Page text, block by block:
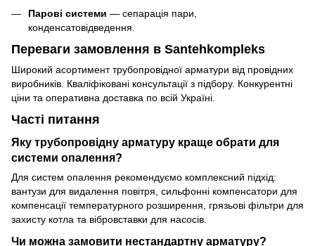
Парові системи — сепарація пари,
конденсатовідведення.
Переваги замовлення в Santehkompleks
Широкий асортимент трубопровідної арматури від провідних
виробників. Кваліфіковані консультації з підбору. Конкурентні
ціни та оперативна доставка по всій Україні.
Часті питання
Яку трубопровідну арматуру краще обрати для
системи опалення?
Для систем опалення рекомендуємо комплексний підхід:
вантузи для видалення повітря, сильфонні компенсатори для
компенсації температурного розширення, грязьові фільтри для
захисту котла та вібровставки для насосів.
Чи можна замовити нестандартну арматуру?